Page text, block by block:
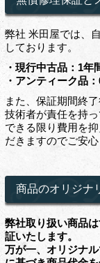
弊社 米田屋では、
しております。
・現行中古品：1年
・アンティーク品
また、保証期間終
技術者が責任を持
できる限り費用を
だきますのでご安心
商品のオリジナ
弊社取り扱い商品
証いたします。
万が一、オリジナ